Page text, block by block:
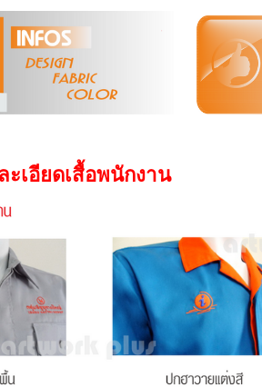
ะเอียดเสื้อพนักงาน